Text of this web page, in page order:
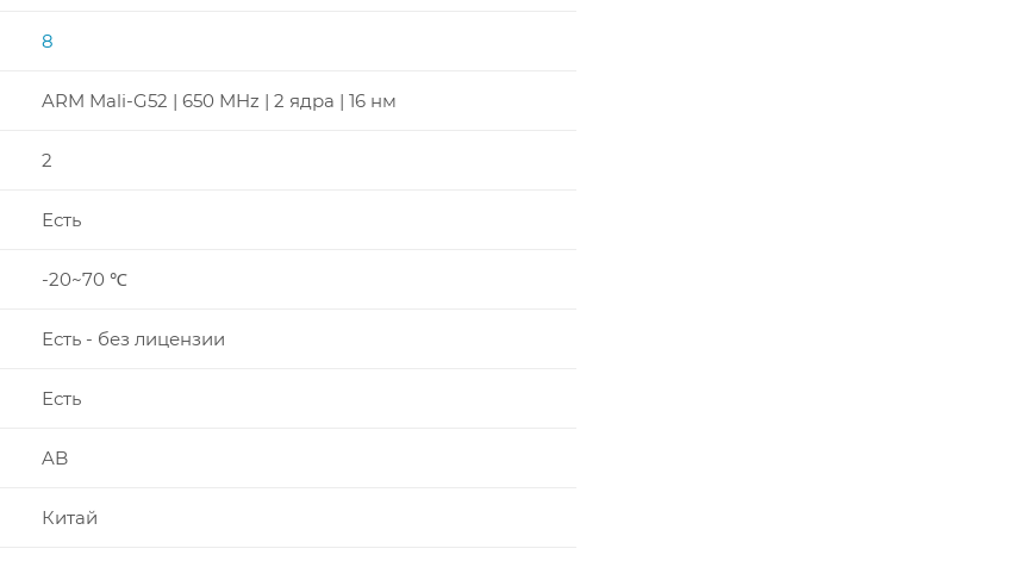
8
ARM Mali-G52 | 650 MHz | 2 ядра | 16 нм
2
Есть
-20~70 ℃
Есть - без лицензии
Есть
AB
Китай